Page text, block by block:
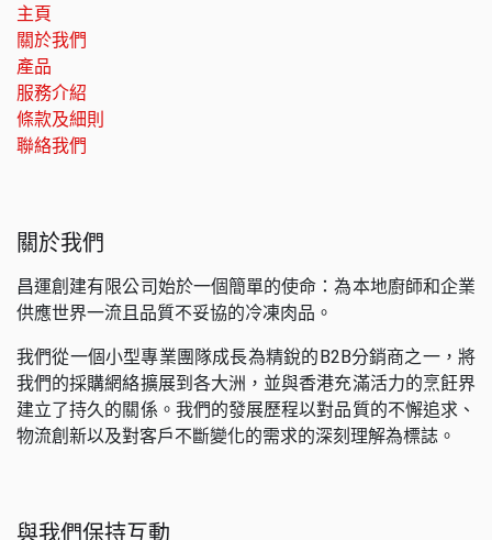
主頁
關於我們
產品
服務介紹
條款及細則
聯絡我們
關於我們
昌運創建有限公司始於一個簡單的使命：為本地廚師和企業
供應世界一流且品質不妥協的冷凍肉品。
我們從一個小型專業團隊成長為精銳的B2B分銷商之一，將
我們的採購網絡擴展到各大洲，並與香港充滿活力的烹飪界
建立了持久的關係。我們的發展歷程以對品質的不懈追求、
物流創新以及對客戶不斷變化的需求的深刻理解為標誌。
與我們保持互動